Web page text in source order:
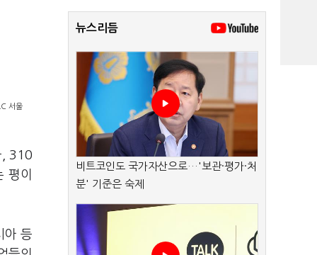
서울
, 310
평이
아 등
뉴스리듬
비트코인도 국가자산으로…'보관·평가·처
분' 기준은 숙제